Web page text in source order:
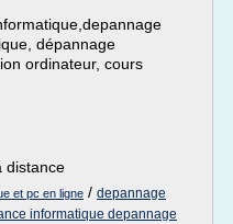
dépannage
ordinateur, cours
distance
et pc en ligne / depannage
informatique depannage